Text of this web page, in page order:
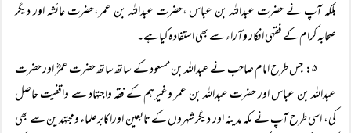
بلکہ آپ نے حضرت عبداللہ بن عباس ،حضرت عبداللہ بن عمر،حضرت عائشہ اور دیگر
صحابہ کرام کے فقہی افکار وآراء سے بھی استفادہ کیاہے۔
۵: جس طرح امام صاحب نے عبداللہ بن مسعود کے ساتھ ساتھ حضرت عمرؓ اور حضرت
عبداللہ بن عباس اور حضرت عبداللہ بن عمر وغیرہم کے فقہ واجتہاد سے واقفیت حاصل
کی، اسی طرح آپ نے مکہ مدینہ اور دیگر شہروں کے تابعین اوراکابر علماء ومجتہدین سے بھی